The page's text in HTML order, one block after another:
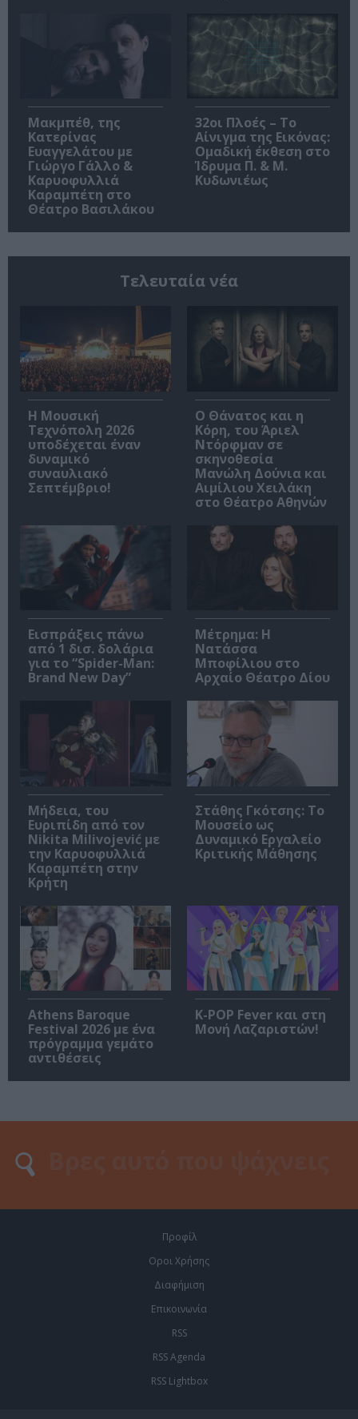
Μακμπέθ, της
Κατερίνας
Ευαγγελάτου με
Γιώργο Γάλλο &
Καρυοφυλλιά
Καραμπέτη στο
Θέατρο Βασιλάκου
32οι Πλοές – Το
Αίνιγμα της Εικόνας:
Ομαδική έκθεση στο
Ίδρυμα Π. & Μ.
Κυδωνιέως
Τελευταία νέα
Η Μουσική
Τεχνόπολη 2026
υποδέχεται έναν
δυναμικό
συναυλιακό
Σεπτέμβριο!
Ο Θάνατος και η
Κόρη, του Άριελ
Ντόρφμαν σε
σκηνοθεσία
Μανώλη Δούνια και
Αιμίλιου Χειλάκη
στο Θέατρο Αθηνών
Εισπράξεις πάνω
από 1 δισ. δολάρια
για το “Spider-Man:
Brand New Day”
Μέτρημα: Η
Νατάσσα
Μποφίλιου στο
Αρχαίο Θέατρο Δίου
Μήδεια, του
Ευριπίδη από τον
Nikita Milivojević με
την Καρυοφυλλιά
Καραμπέτη στην
Κρήτη
Στάθης Γκότσης: Το
Μουσείο ως
Δυναμικό Εργαλείο
Κριτικής Μάθησης
Athens Baroque
Festival 2026 με ένα
πρόγραμμα γεμάτο
αντιθέσεις
K-POP Fever και στη
Μονή Λαζαριστών!
Προφίλ
Οροι Χρήσης
Διαφήμιση
Επικοινωνία
RSS
RSS Agenda
RSS Lightbox